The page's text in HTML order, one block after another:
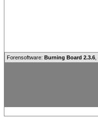
Forensoftware: Burning Board 2.3.6